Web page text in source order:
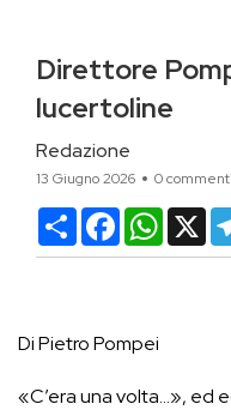
Direttore
lucertoline
Redazione
13 Giugno 2026 0 commenti
CondividiFacebookX
Di Pietro Pompei
«C’era una volta…», ed